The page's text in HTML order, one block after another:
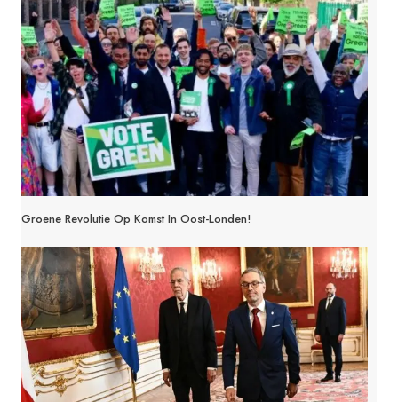
Groene Revolutie Op Komst In Oost-Londen!